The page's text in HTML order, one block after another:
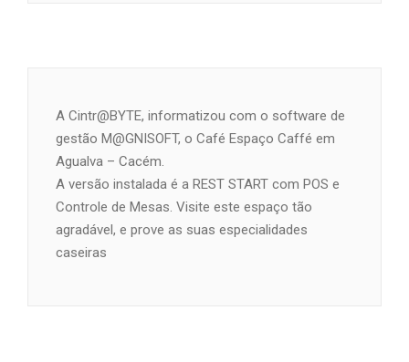
A Cintr@BYTE, informatizou com o software de
gestão M@GNISOFT, o Café Espaço Caffé em
Agualva – Cacém.
A versão instalada é a REST START com POS e
Controle de Mesas. Visite este espaço tão
agradável, e prove as suas especialidades
caseiras